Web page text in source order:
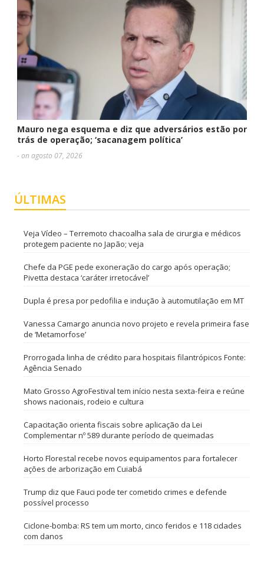
Mauro nega esquema e diz que adversários estão por
trás de operação; ‘sacanagem política’
- on agosto 07, 2026
ÚLTIMAS
Veja Vídeo – Terremoto chacoalha sala de cirurgia e médicos
protegem paciente no Japão; veja
Chefe da PGE pede exoneração do cargo após operação;
Pivetta destaca ‘caráter irretocável’
Dupla é presa por pedofilia e indução à automutilação em MT
Vanessa Camargo anuncia novo projeto e revela primeira fase
de ‘Metamorfose’
Prorrogada linha de crédito para hospitais filantrópicos Fonte:
Agência Senado
Mato Grosso AgroFestival tem início nesta sexta-feira e reúne
shows nacionais, rodeio e cultura
Capacitação orienta fiscais sobre aplicação da Lei
Complementar nº 589 durante período de queimadas
Horto Florestal recebe novos equipamentos para fortalecer
ações de arborização em Cuiabá
Trump diz que Fauci pode ter cometido crimes e defende
possível processo
Ciclone-bomba: RS tem um morto, cinco feridos e 118 cidades
com danos